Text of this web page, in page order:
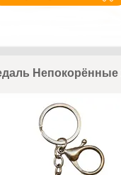
Непокорённые